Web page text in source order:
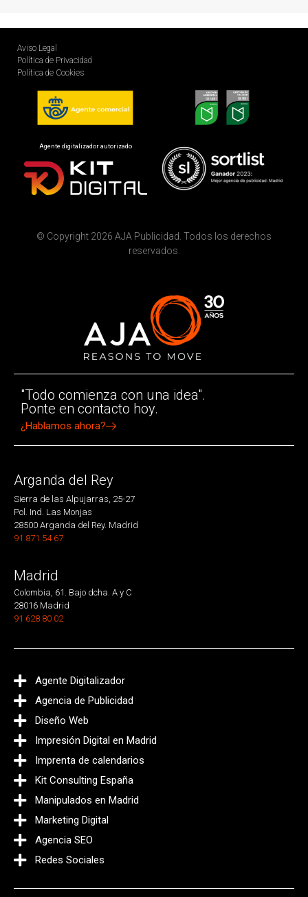
Aviso Legal
Política de Privacidad
Política de Cookies
Agente digitalizador autorizado
© Copyright 2026 AJA Publicidad. Todos los derechos
reservados.
"Todo comienza con una idea".
Ponte en contacto hoy.
¿Hablamos ahora?
Arganda del Rey
Sierra de las Alpujarras, 25-27
Pol. Ind. Las Monjas
28500 Arganda del Rey. Madrid
91 871 54 67
Madrid
Colombia, 61. Bajo dcha. A y C
28016 Madrid
91 628 80 02
Agente Digitalizador
Agencia de Publicidad
Diseño Web
Impresión Digital en Madrid
Imprenta de calendarios
Kit Consulting España
Manipulados en Madrid
Marketing Digital
Agencia SEO
Redes Sociales